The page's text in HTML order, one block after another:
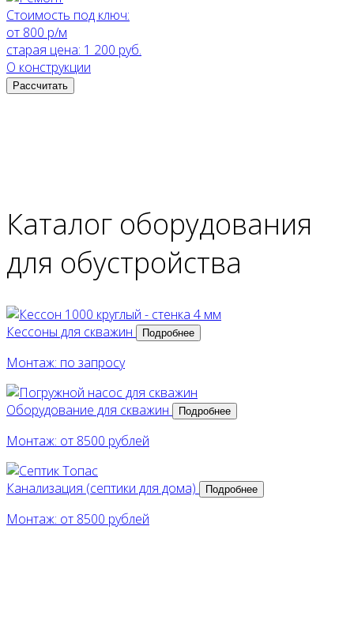
Стоимость под ключ:
от 800 р/м
старая цена: 1 200 руб.
О конструкции
Рассчитать
Каталог оборудования
для обустройства
Кессоны для скважин Подробнее
Монтаж: по запросу
Оборудование для скважин Подробнее
Монтаж: от 8500 рублей
Канализация (септики для дома) Подробнее
Монтаж: от 8500 рублей